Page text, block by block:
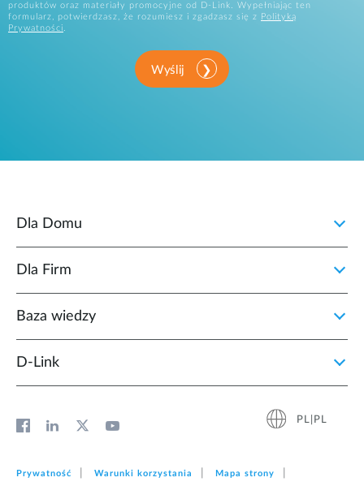
produktów oraz materiały promocyjne od D-Link. Wypełniając ten
formularz, potwierdzasz, że rozumiesz i zgadzasz się z
Polityką
Prywatności.
Wyślij
Dla Domu
Dla Firm
Baza wiedzy
D‑Link
PL|PL
Prywatność Warunki korzystania Mapa strony